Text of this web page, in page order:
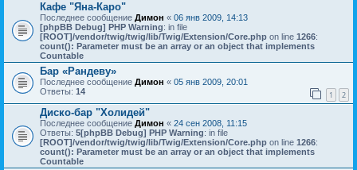
Кафе "Яна-Каро"
Последнее сообщение Димон « 06 янв 2009, 14:13
[phpBB Debug] PHP Warning: in file
[ROOT]/vendor/twig/twig/lib/Twig/Extension/Core.php on line 1266:
count(): Parameter must be an array or an object that implements
Countable
Бар «Рандеву»
Последнее сообщение Димон « 05 янв 2009, 20:01
Ответы: 14 1 2
Диско-бар "Холидей"
Последнее сообщение Димон « 24 сен 2008, 11:15
Ответы: 5[phpBB Debug] PHP Warning: in file
[ROOT]/vendor/twig/twig/lib/Twig/Extension/Core.php on line 1266:
count(): Parameter must be an array or an object that implements
Countable